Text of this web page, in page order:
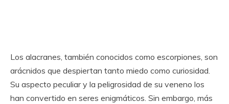
Los alacranes, también conocidos como escorpiones, son
arácnidos que despiertan tanto miedo como curiosidad.
Su aspecto peculiar y la peligrosidad de su veneno los
han convertido en seres enigmáticos. Sin embargo, más